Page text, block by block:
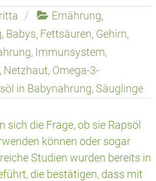
Ernährung,
, Babys, Fettsäuren, Gehirn,
, Immunsystem,
, Netzhaut, Omega-3-
in Babynahrung, Säuglinge
sich die Frage, ob sie Rapsöl
können oder sogar
Studien wurden bereits in
die bestätigen, dass mit